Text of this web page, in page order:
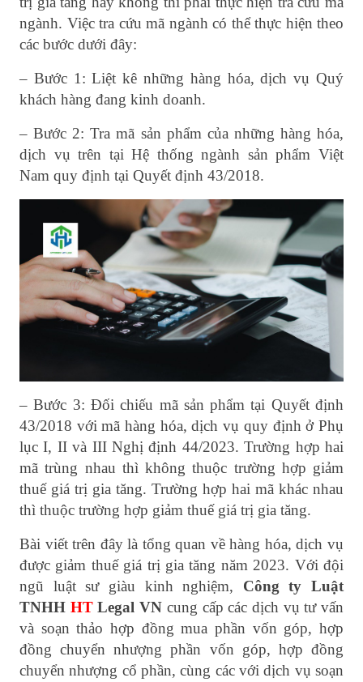
ngành. Việc tra cứu mã ngành có thể thực hiện theo
các bước dưới đây:
– Bước 1: Liệt kê những hàng hóa, dịch vụ Quý
khách hàng đang kinh doanh.
– Bước 2: Tra mã sản phẩm của những hàng hóa,
dịch vụ trên tại Hệ thống ngành sản phẩm Việt
Nam quy định tại Quyết định 43/2018.
– Bước 3: Đối chiếu mã sản phẩm tại Quyết định
43/2018 với mã hàng hóa, dịch vụ quy định ở Phụ
lục I, II và III Nghị định 44/2023. Trường hợp hai
mã trùng nhau thì không thuộc trường hợp giảm
thuế giá trị gia tăng. Trường hợp hai mã khác nhau
thì thuộc trường hợp giảm thuế giá trị gia tăng.
Bài viết trên đây là tổng quan về hàng hóa, dịch vụ
được giảm thuế giá trị gia tăng năm 2023. Với đội
ngũ luật sư giàu kinh nghiệm, Công ty Luật
TNHH HT Legal VN cung cấp các dịch vụ tư vấn
và soạn thảo hợp đồng mua phần vốn góp, hợp
đồng chuyển nhượng phần vốn góp, hợp đồng
chuyển nhượng cổ phần, cùng các với dịch vụ soạn